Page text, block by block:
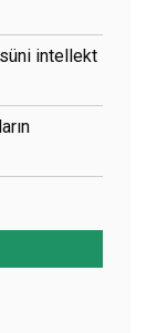
intellekt